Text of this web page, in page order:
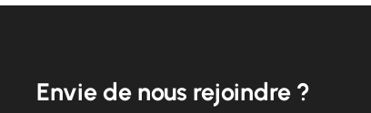
Envie de nous rejoindre ?